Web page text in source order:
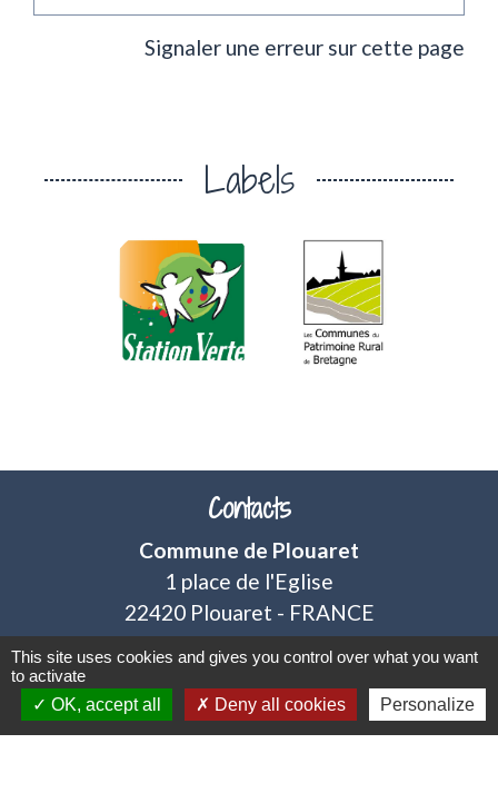
Signaler une erreur sur cette page
Labels
Contacts
Commune de Plouaret
1 place de l'Eglise
22420 Plouaret - FRANCE
+33 2 96 46 62 02
This site uses cookies and gives you control over what you want
to activate
OK, accept all
Deny all cookies Personalize